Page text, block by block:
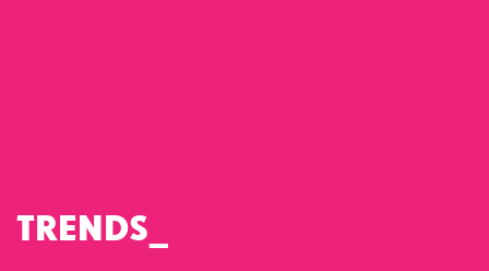
TRENDS